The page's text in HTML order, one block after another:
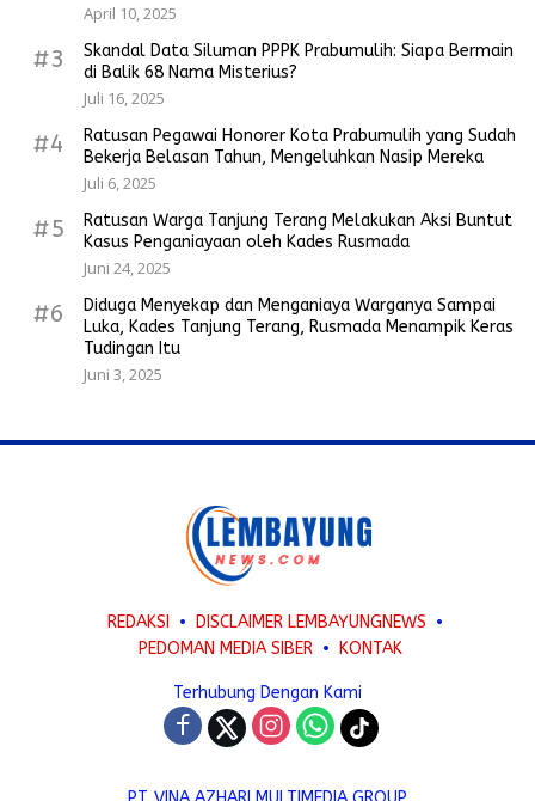
April 10, 2025
#3
Skandal Data Siluman PPPK Prabumulih: Siapa Bermain
di Balik 68 Nama Misterius?
Juli 16, 2025
#4
Ratusan Pegawai Honorer Kota Prabumulih yang Sudah
Bekerja Belasan Tahun, Mengeluhkan Nasip Mereka
Juli 6, 2025
#5
Ratusan Warga Tanjung Terang Melakukan Aksi Buntut
Kasus Penganiayaan oleh Kades Rusmada
Juni 24, 2025
#6
Diduga Menyekap dan Menganiaya Warganya Sampai
Luka, Kades Tanjung Terang, Rusmada Menampik Keras
Tudingan Itu
Juni 3, 2025
REDAKSI
DISCLAIMER LEMBAYUNGNEWS
PEDOMAN MEDIA SIBER
KONTAK
Terhubung Dengan Kami